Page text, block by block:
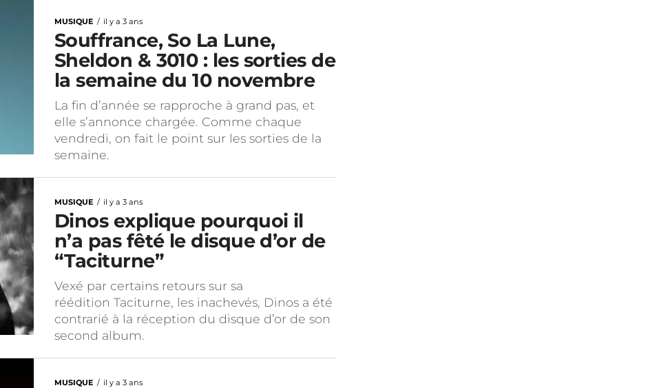
MUSIQUE il y a 3 ans
Souffrance, So La Lune,
Sheldon & 3010 : les sorties de
la semaine du 10 novembre
La fin d’année se rapproche à grand pas, et
elle s’annonce chargée. Comme chaque
vendredi, on fait le point sur les sorties de la
semaine.
MUSIQUE il y a 3 ans
Dinos explique pourquoi il
n’a pas fêté le disque d’or de
“Taciturne”
Vexé par certains retours sur sa
réédition Taciturne, les inachevés, Dinos a été
contrarié à la réception du disque d’or de son
second album.
MUSIQUE il y a 3 ans